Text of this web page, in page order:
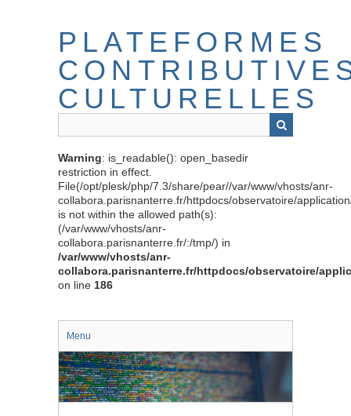
PLATEFORMES
CULTURELLES
Warning: is_readable(): open_basedir
restriction in effect.
File(/opt/plesk/php/7.3/share/pear//var/www/vhosts/anr-
collabora.parisnanterre.fr/httpdocs/observatoire/
is not within the allowed path(s):
(/var/www/vhosts/anr-
collabora.parisnanterre.fr/:/tmp/) in
/var/www/vhosts/anr-
collabora.parisnanterre.fr/httpdocs/observatoire/
on line 186
Menu